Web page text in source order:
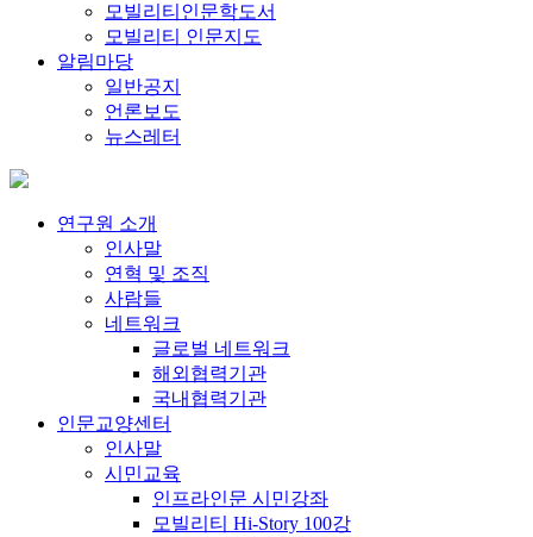
모빌리티인문학도서
모빌리티 인문지도
알림마당
일반공지
언론보도
뉴스레터
연구원 소개
인사말
연혁 및 조직
사람들
네트워크
글로벌 네트워크
해외협력기관
국내협력기관
인문교양센터
인사말
시민교육
인프라인문 시민강좌
모빌리티 Hi-Story 100강